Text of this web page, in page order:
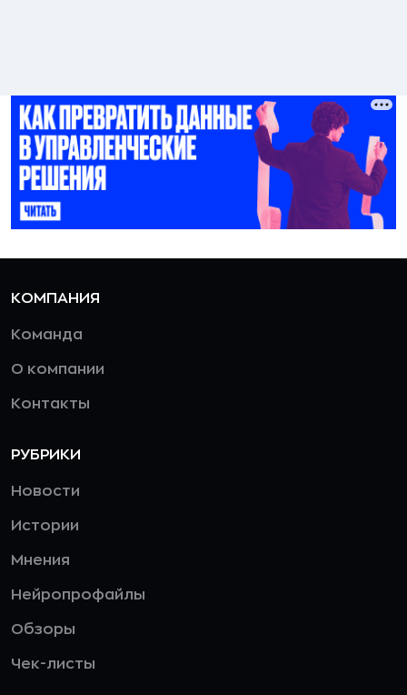
КОМПАНИЯ
Команда
О компании
Контакты
РУБРИКИ
Новости
Истории
Мнения
Нейропрофайлы
Обзоры
Чек-листы